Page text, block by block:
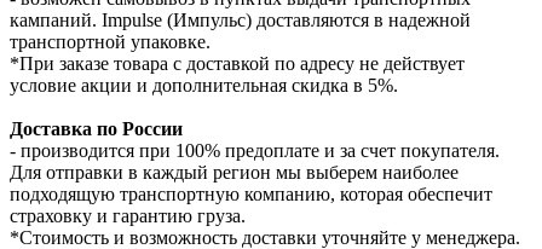
кампаний. Impulse (Импульс) доставляются в надежной
транспортной упаковке.
*При заказе товара с доставкой по адресу не действует
условие акции и дополнительная скидка в 5%.
Доставка по России
- производится при 100% предоплате и за счет покупателя.
Для отправки в каждый регион мы выберем наиболее
подходящую транспортную компанию, которая обеспечит
страховку и гарантию груза.
*Стоимость и возможность доставки уточняйте у менеджера.